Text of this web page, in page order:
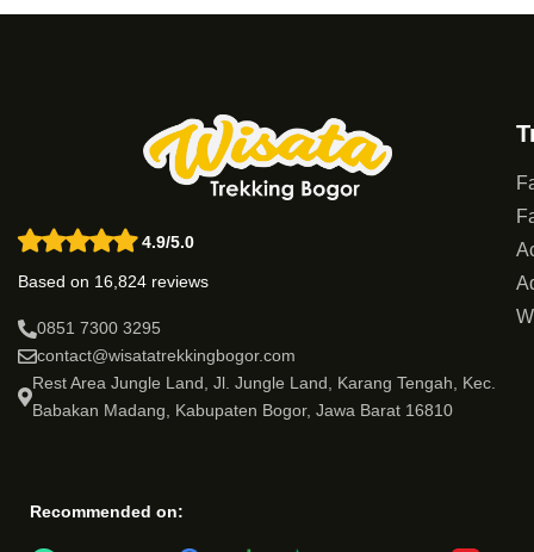
4.9/5.0
Based on 16,824 reviews
0851 7300 3295
contact@wisatatrekkingbogor.com
Rest Area Jungle Land, Jl. Jungle Land, Karang Tengah, Kec.
Babakan Madang, Kabupaten Bogor, Jawa Barat 16810
Recommended on: